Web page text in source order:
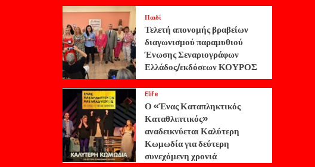
Παιδί
Τελετή απονομής βραβείων
διαγωνισμού παραμυθιού
Ένωσης Σεναριογράφων
Ελλάδος/εκδόσεων ΚΟΥΡΟΣ
Elife
Ο «Ένας Καταπληκτικός
Καταθλιπτικός»
αναδεικνύεται Καλύτερη
Κωμωδία για δεύτερη
συνεχόμενη χρονιά